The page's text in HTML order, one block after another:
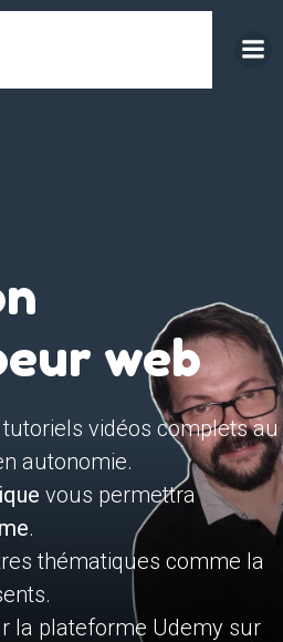
Aller
web
tutoriels vidéos complets au
autonomie.
vous permettra
.
thématiques comme la
la plateforme Udemy sur